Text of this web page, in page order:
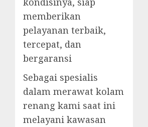
memberikan
pelayanan terbaik,
tercepat, dan
bergaransi
Sebagai spesialis
dalam merawat kolam
renang kami saat ini
melayani kawasan